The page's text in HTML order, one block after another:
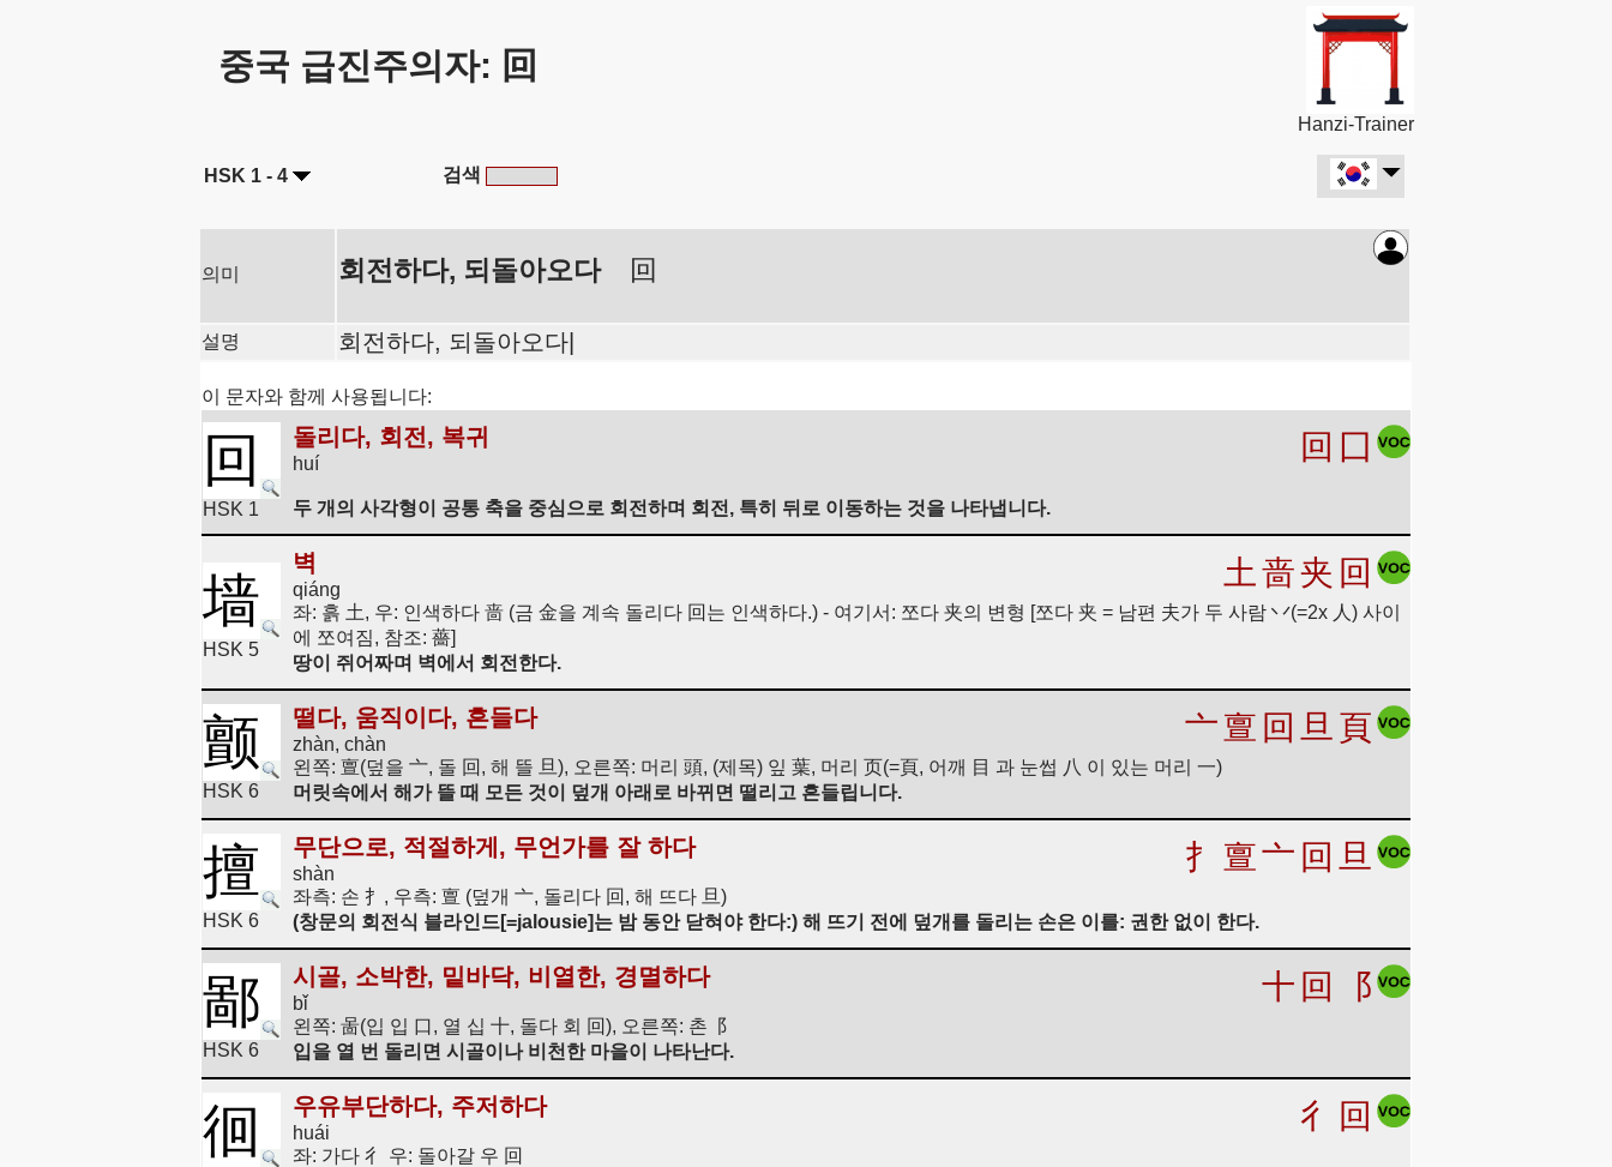
중국 급진주의자: 回
Hanzi-Trainer
HSK 1 - 4 검색
의미 회전하다, 되돌아오다回
설명 회전하다, 되돌아오다|
이 문자와 함께 사용됩니다:
回
HSK 1
돌리다, 회전, 복귀
huí 回 囗
두 개의 사각형이 공통 축을 중심으로 회전하며 회전, 특히 뒤로 이동하는 것을 나타냅니다.
墙
HSK 5
벽
qiáng 土 啬夹 回
좌: 흙 土, 우: 인색하다 啬 (금 金을 계속 돌리다 回는 인색하다.) - 여기서: 쪼다 夹의 변형 [쪼다 夹 = 남편 夫가 두 사람 丷(=2x 人) 사이
에 쪼여짐, 참조: 薔]
땅이 쥐어짜며 벽에서 회전한다.
颤
HSK 6
떨다, 움직이다, 흔들다
zhàn, chàn 亠亶 回 旦 頁
왼쪽: 亶(덮을 亠, 돌 回, 해 뜰 旦), 오른쪽: 머리 頭, (제목) 잎 葉, 머리 页(=頁, 어깨 目 과 눈썹 八 이 있는 머리 一)
머릿속에서 해가 뜰 때 모든 것이 덮개 아래로 바뀌면 떨리고 흔들립니다.
擅
HSK 6
무단으로, 적절하게, 무언가를 잘 하다
shàn 扌 亶亠 回 旦
좌측: 손 扌, 우측: 亶 (덮개 亠, 돌리다 回, 해 뜨다 旦)
(창문의 회전식 블라인드[=jalousie]는 밤 동안 닫혀야 한다:) 해 뜨기 전에 덮개를 돌리는 손은 이를: 권한 없이 한다.
鄙
HSK 6
시골, 소박한, 밑바닥, 비열한, 경멸하다
bǐ 十 回 ⻏
왼쪽: 啚(입 입 口, 열 십 十, 돌다 회 回), 오른쪽: 촌⻏
입을 열 번 돌리면 시골이나 비천한 마을이 나타난다.
徊 우유부단하다, 주저하다
huái 彳 回
좌: 가다 彳 우: 돌아갈 우 回